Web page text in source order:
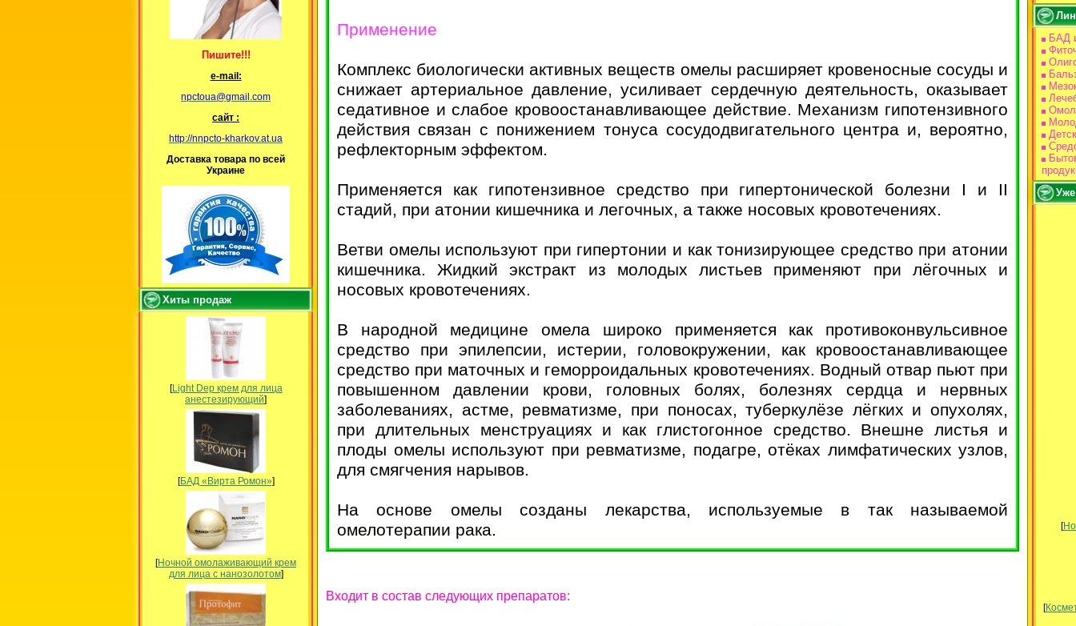
Пишите!!!
е-mail:
npctoua@gmail.com
сайт :
http://nnpcto-kharkov.at.ua
Доставка товара по всей
Украине
Хиты продаж
[Light Dep крем для лица
анестезирующий]
[БАД «Вирта Ромон»]
[Ночной омолаживающий крем
для лица с нанозолотом]
Применение
Комплекс биологически активных веществ омелы расширяет кровеносные сосуды и
снижает артериальное давление, усиливает сердечную деятельность, оказывает
седативное и слабое кровоостанавливающее действие. Механизм гипотензивного
действия связан с понижением тонуса сосудодвигательного центра и, вероятно,
рефлекторным эффектом.
Применяется как гипотензивное средство при гипертонической болезни I и II
стадий, при атонии кишечника и легочных, а также носовых кровотечениях.
Ветви омелы используют при гипертонии и как тонизирующее средство при атонии
кишечника. Жидкий экстракт из молодых листьев применяют при лёгочных и
носовых кровотечениях.
В народной медицине омела широко применяется как противоконвульсивное
средство при эпилепсии, истерии, головокружении, как кровоостанавливающее
средство при маточных и геморроидальных кровотечениях. Водный отвар пьют при
повышенном давлении крови, головных болях, болезнях сердца и нервных
заболеваниях, астме, ревматизме, при поносах, туберкулёзе лёгких и опухолях,
при длительных менструациях и как глистогонное средство. Внешне листья и
плоды омелы используют при ревматизме, подагре, отёках лимфатических узлов,
для смягчения нарывов.
На основе омелы созданы лекарства, используемые в так называемой
омелотерапии рака.
Входит в состав следующих препаратов:
БАД
[
[